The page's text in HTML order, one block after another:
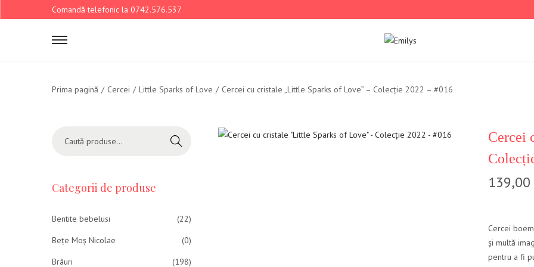
Comandă telefonic la 0742.576.537
Prima pagină / Cercei / Little Sparks of Love / Cercei cu cristale „Little Sparks of Love” – Colecție 2022 – #016
Cercei
139,00
Cercei
și multă
pentru a fi
Caută
Categorii de produse
Bentite bebelusi
(22)
Bețe Moș Nicolae
(0)
Brâuri
(198)